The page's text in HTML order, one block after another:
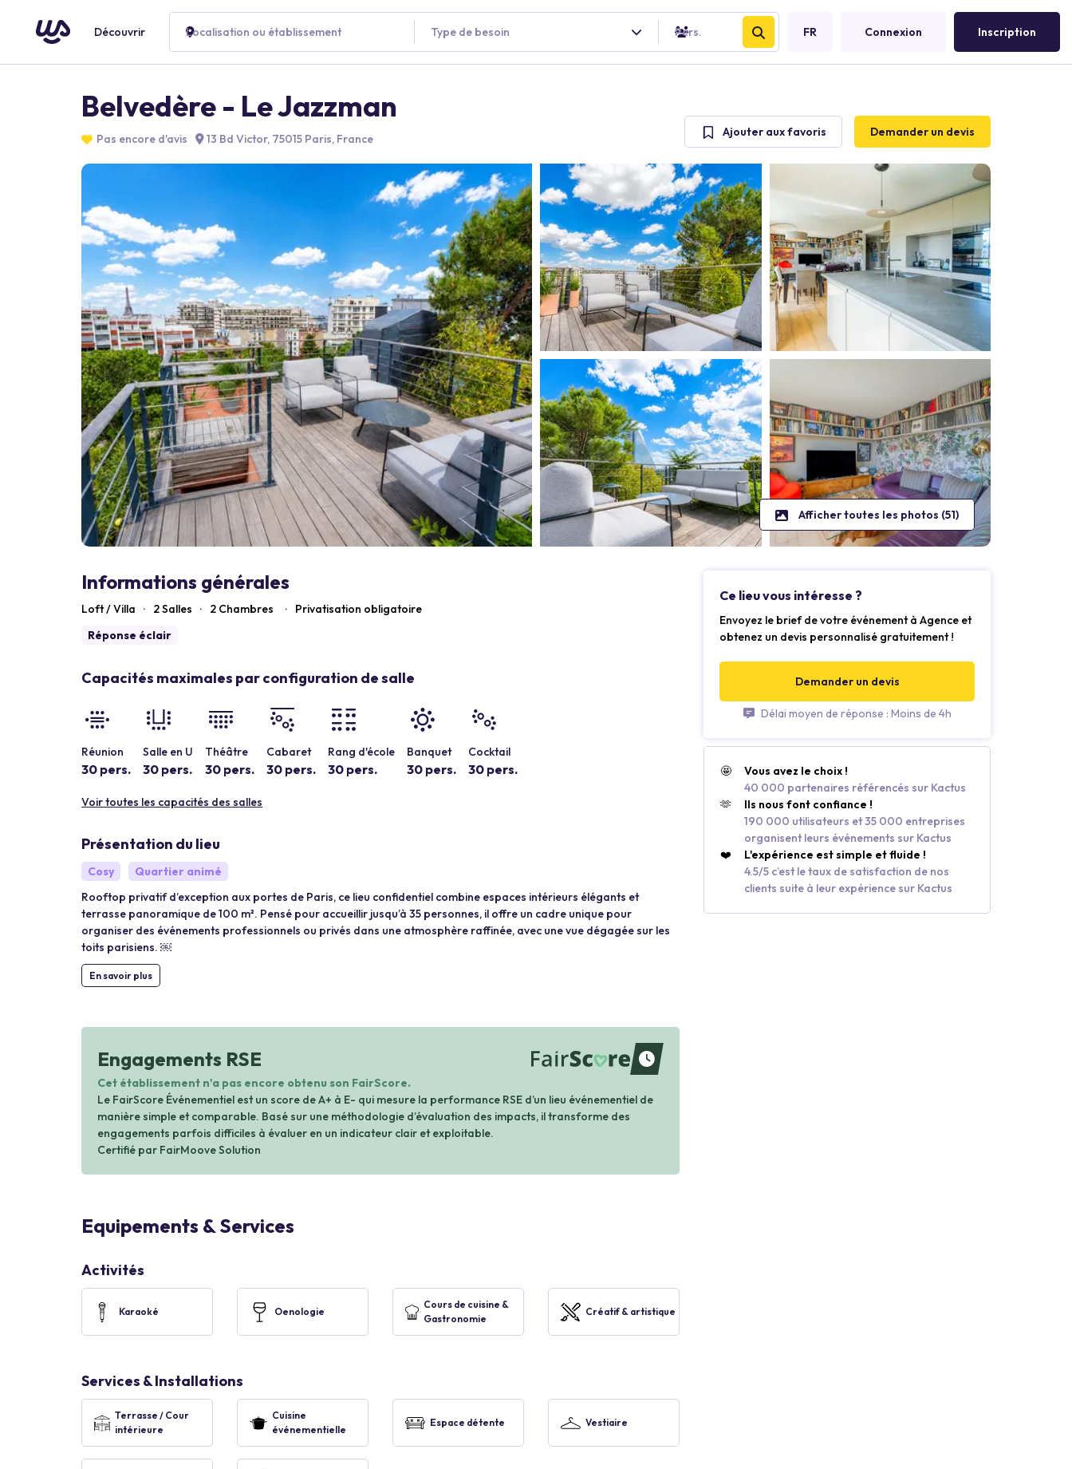
Découvrir Localisation ou établissement Type de besoin Pers. FR Connexion Inscription
Belvedère - Le Jazzman
Pas encore d'avis 13 Bd Victor, 75015 Paris, France Ajouter aux favoris Demander un devis
Afficher toutes les photos (51)
Informations générales
Loft / Villa · 2 Salles · 2 Chambres ·
Privatisation obligatoire
Réponse éclair
Capacités maximales par configuration de salle
Réunion
30 pers.
Salle en U
30 pers.
Théâtre
30 pers.
Cabaret
30 pers.
Rang d'école
30 pers.
Banquet
30 pers.
Cocktail
30 pers.
Voir toutes les capacités des salles
Présentation du lieu
Cosy
Quartier animé
Rooftop privatif d’exception aux portes de Paris, ce lieu confidentiel combine espaces intérieurs élégants et
terrasse panoramique de 100 m². Pensé pour accueillir jusqu’à 35 personnes, il offre un cadre unique pour
organiser des événements professionnels ou privés dans une atmosphère raffinée, avec une vue dégagée sur les
toits parisiens. ￼
En savoir plus
Engagements RSE
waiting
Cet établissement n'a pas encore obtenu son FairScore.
Le FairScore Événementiel est un score de A+ à E- qui mesure la performance RSE d’un lieu événementiel de
manière simple et comparable. Basé sur une méthodologie d’évaluation des impacts, il transforme des
engagements parfois difficiles à évaluer en un indicateur clair et exploitable.
Certifié par FairMoove Solution
Equipements & Services
Activités
Karaoké Oenologie
Cours de cuisine &
Gastronomie
Créatif & artistique
Services & Installations
Terrasse / Cour
intérieure
Cuisine
événementielle
Espace détente Vestiaire
Ce lieu vous intéresse ?
Envoyez le brief de votre événement à Agence et
obtenez un devis personnalisé gratuitement !
Demander un devis
Délai moyen de réponse : Moins de 4h
🤩
Vous avez le choix !
40 000 partenaires référencés sur Kactus
🫶
Ils nous font confiance !
190 000 utilisateurs et 35 000 entreprises
organisent leurs événements sur Kactus
❤️
L'expérience est simple et fluide !
4.5/5 c’est le taux de satisfaction de nos
clients suite à leur expérience sur Kactus